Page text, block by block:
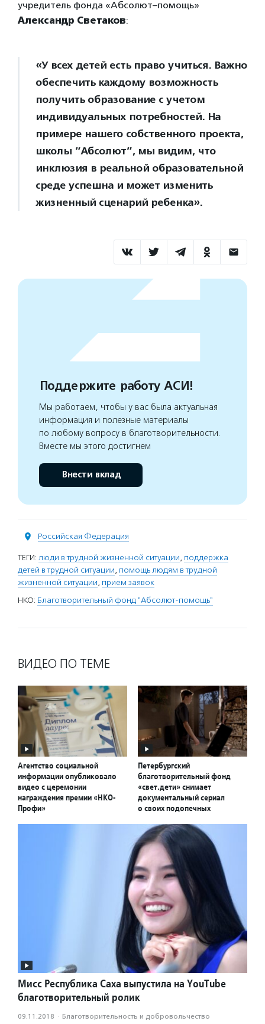
учредитель фонда «Абсолют–помощь»
Александр Светаков:
«У всех детей есть право учиться. Важно
обеспечить каждому возможность
получить образование с учетом
индивидуальных потребностей. На
примере нашего собственного проекта,
школы ”Абсолют”, мы видим, что
инклюзия в реальной образовательной
среде успешна и может изменить
жизненный сценарий ребенка».
Поддержите работу АСИ!
Мы работаем, чтобы у вас была актуальная
информация и полезные материалы
по любому вопросу в благотворительности.
Вместе мы этого достигнем
Внести вклад
Российская Федерация
ТЕГИ: люди в трудной жизненной ситуации, поддержка
детей в трудной ситуации, помощь людям в трудной
жизненной ситуации, прием заявок
НКО: Благотворительный фонд "Абсолют-помощь"
ВИДЕО ПО ТЕМЕ
Агентство социальной
информации опубликовало
видео с церемонии
награждения премии «НКО-
Профи»
Петербургский
благотворительный фонд
«свет.дети» снимает
документальный сериал
о своих подопечных
Мисс Республика Саха выпустила на YouTube
благотворительный ролик
09.11.2018 · Благотвори­тель­ность и доброволь­чест­во